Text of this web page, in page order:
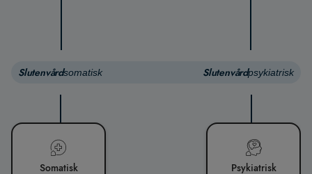
Slutenvårdsomatisk Slutenvårdpsykiatrisk
Somatisk
Psykiatrisk